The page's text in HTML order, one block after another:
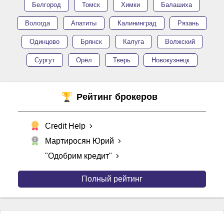
Белгород Томск Химки Балашиха
Вологда Апатиты Калининград Рязань
Одинцово Брянск Калуга Волжский
Сургут Орёл Тверь Новокузнецк
Рейтинг брокеров
Credit Help
Мартиросян Юрий
"Одобрим кредит"
Полный рейтинг